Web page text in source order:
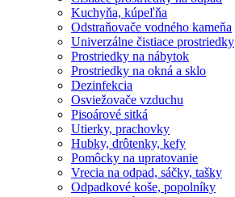
Kuchyňa, kúpeľňa
Odstraňovače vodného kameňa
Univerzálne čistiace prostriedky
Prostriedky na nábytok
Prostriedky na okná a sklo
Dezinfekcia
Osviežovače vzduchu
Pisoárové sitká
Utierky, prachovky
Hubky, drôtenky, kefy
Pomôcky na upratovanie
Vrecia na odpad, sáčky, tašky
Odpadkové koše, popolníky